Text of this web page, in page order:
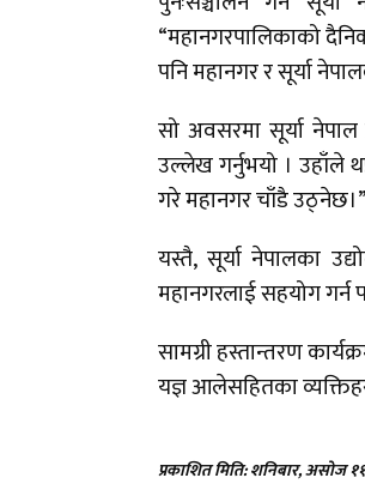
“महानगरपालिकाको
पनि महानगर र सूर्या
सो अवसरमा सूर्या
उल्लेख गर्नुभयो । उहाँले
गरे महानगर चाँडै उठ्नेछ।”
यस्तै, सूर्या नेपालका
महानगरलाई सहयोग गर्न
सामग्री हस्तान्तरण
यज्ञ आलेसहितका
प्रकाशित मिति: शनिबार, असोज